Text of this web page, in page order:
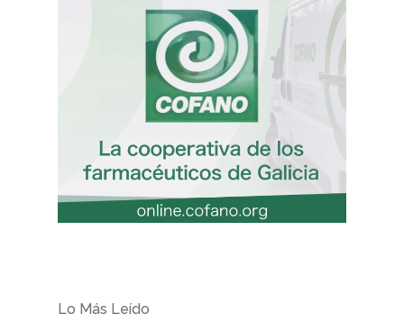
Lo Más Leído
La Voz De
Pacientes
Suscribirme